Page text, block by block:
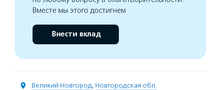
Вместе мы этого достигнем
Внести вклад
Великий Новгород, Новгородская обл.